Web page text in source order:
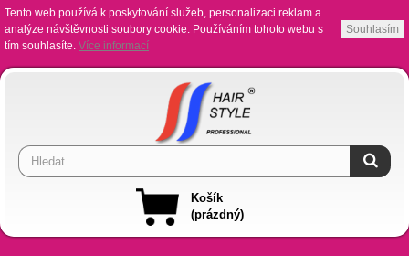
Tento web používá k poskytování služeb, personalizaci reklam a
analýze návštěvnosti soubory cookie. Používáním tohoto webu s
tím souhlasíte. Více informací
Souhlasím
Košík
(prázdný)